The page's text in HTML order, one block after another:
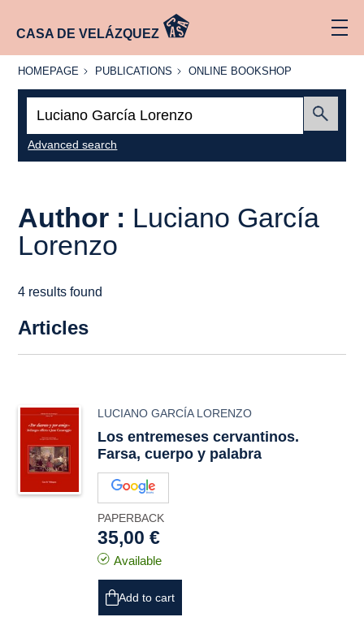
CASA DE VELÁZQUEZ
HOMEPAGE
HOMEPAGE PUBLICATIONS
PUBLICATIONS
ONLINE
ONLINE BOOKSHOP
Advanced search
Author : Luciano García
Lorenzo
4 results found
Articles
LUCIANO GARCÍA LORENZO
Los entremeses cervantinos.
Farsa, cuerpo y palabra
PAPERBACK
35,00 €
Available
Add to cart